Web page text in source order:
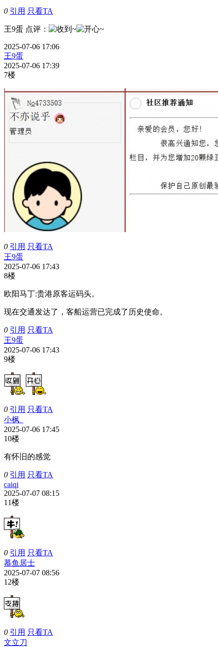
0 引用 只看TA
王9蛋 点评 ：
2025-07-06 17:06
王9蛋
2025-07-06 17:39
7楼
0 引用 只看TA
王9蛋
2025-07-06 17:43
8楼
欧阳马丁:贵港原客运码头。
现在交通发达了，客船运营已完成了历史使命。
0 引用 只看TA
王9蛋
2025-07-06 17:43
9楼
0 引用 只看TA
小枫_
2025-07-06 17:45
10楼
有怀旧的感觉
0 引用 只看TA
caiqi
2025-07-07 08:15
11楼
0 引用 只看TA
慕鱼居士
2025-07-07 08:56
12楼
0 引用 只看TA
文立刀